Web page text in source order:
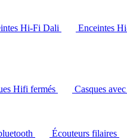
Hi-Fi Dali Enceintes
Hifi fermés Casques
Écouteurs filaires